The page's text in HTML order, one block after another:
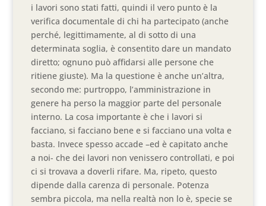
i lavori sono stati fatti, quindi il vero punto è la
verifica documentale di chi ha partecipato (anche
perché, legittimamente, al di sotto di una
determinata soglia, è consentito dare un mandato
diretto; ognuno può affidarsi alle persone che
ritiene giuste). Ma la questione è anche un’altra,
secondo me: purtroppo, l’amministrazione in
genere ha perso la maggior parte del personale
interno. La cosa importante è che i lavori si
facciano, si facciano bene e si facciano una volta e
basta. Invece spesso accade –ed è capitato anche
a noi- che dei lavori non venissero controllati, e poi
ci si trovava a doverli rifare. Ma, ripeto, questo
dipende dalla carenza di personale. Potenza
sembra piccola, ma nella realtà non lo è, specie se